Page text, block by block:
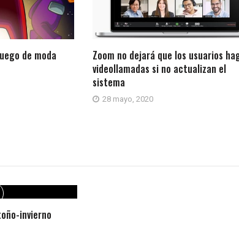
de moda
Zoom no dejará que los usuarios
videollamadas si no actualizan el
sistema
28 mayo, 2020
invierno